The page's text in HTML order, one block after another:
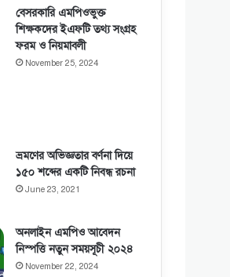
বেসরকারি এমপিওভুক্ত
শিক্ষকদের ইএফটি তথ্য সংগ্রহ
ফরম ও নিয়মাবলী
November 25, 2024
ভ্রমণের অভিজ্ঞতার বর্ণনা দিয়ে
১৫০ শব্দের একটি নিবন্ধ রচনা
June 23, 2021
অনলাইন এমপিও আবেদন
নিস্পত্তি নতুন সময়সূচী ২০২৪
November 22, 2024